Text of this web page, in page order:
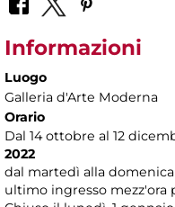
Informazioni
Luogo
Galleria d'Arte Moderna
Orario
Dal 14 ottobre al 12
2022
dal martedì alla domenica
ultimo ingresso mezz'ora